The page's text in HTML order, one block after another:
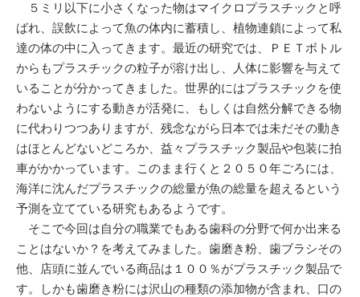
５ミリ以下に小さくなった物はマイクロプラスチックと呼
ばれ、誤飲によって魚の体内に蓄積し、植物連鎖によって私
達の体の中に入ってきます。最近の研究では、ＰＥＴボトル
からもプラスチックの粒子が溶け出し、人体に影響を与えて
いることが分かってきました。世界的にはプラスチックを使
わないようにする動きが活発に、もしくは自然分解できる物
に代わりつつありますが、残念ながら日本では未だその動き
はほとんどないどころか、益々プラスチック製品や包装に拍
車がかかっています。このまま行くと２０５０年ごろには、
海洋に沈んだプラスチックの総量が魚の総量を超えるという
予測を立てている研究もあるようです。
そこで今回は自分の職業でもある歯科の分野で何か出来る
ことはないか？を考えてみました。歯磨き粉、歯ブラシその
他、店頭に並んでいる商品は１００％がプラスチック製品で
す。しかも歯磨き粉には沢山の種類の添加物が含まれ、口の